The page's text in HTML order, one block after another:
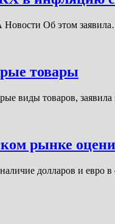
Об этом
товары
виды товаров,
рынке
долларов и евро